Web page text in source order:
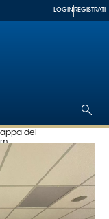
LOGIN REGISTRATI
del